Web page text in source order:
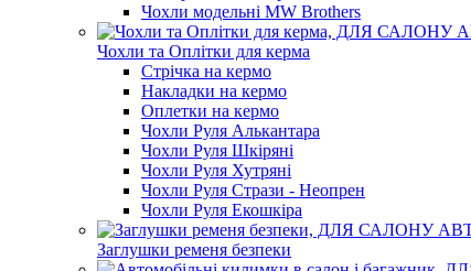
Чохли модельні MW Brothers
Чохли та Оплітки для керма
Стрічка на кермо
Накладки на кермо
Оплетки на кермо
Чохли Руля Алькантара
Чохли Руля Шкіряні
Чохли Руля Хутряні
Чохли Руля Стрази - Неопрен
Чохли Руля Екошкіра
Заглушки ременя безпеки